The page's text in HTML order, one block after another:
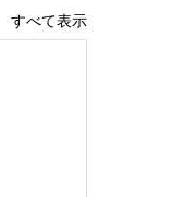
すべて表示